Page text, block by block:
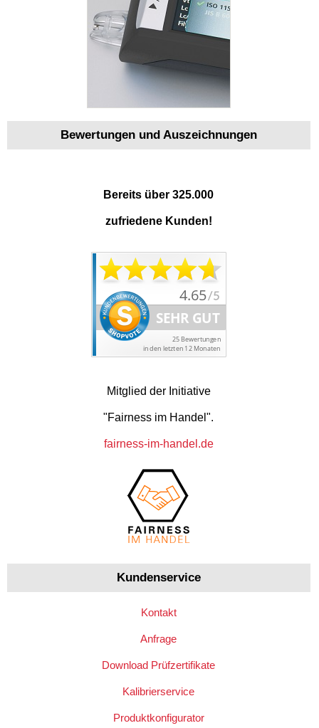
Bewertungen und Auszeichnungen
Bereits über 325.000
zufriedene Kunden!
Mitglied der Initiative
"Fairness im Handel".
fairness-im-handel.de
Kundenservice
Kontakt
Anfrage
Download Prüfzertifikate
Kalibrierservice
Produktkonfigurator